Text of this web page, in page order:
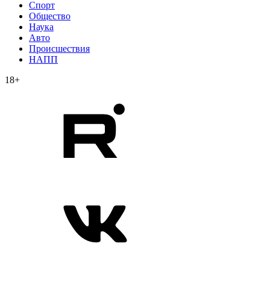
Спорт
Общество
Наука
Авто
Происшествия
НАПП
18+